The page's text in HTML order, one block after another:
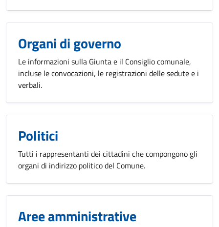
Organi di governo
Le informazioni sulla Giunta e il Consiglio comunale,
incluse le convocazioni, le registrazioni delle sedute e i
verbali.
Politici
Tutti i rappresentanti dei cittadini che compongono gli
organi di indirizzo politico del Comune.
Aree amministrative